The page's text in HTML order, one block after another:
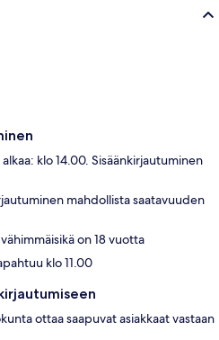
klo 14.00. Sisäänkirjautuminen
mahdollista saatavuuden
on 18 vuotta
klo 11.00
ottaa saapuvat asiakkaat vastaan